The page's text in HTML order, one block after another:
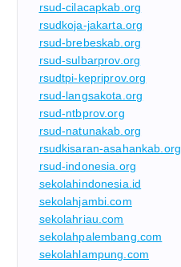
rsud-cilacapkab.org
rsudkoja-jakarta.org
rsud-brebeskab.org
rsud-sulbarprov.org
rsudtpi-kepriprov.org
rsud-langsakota.org
rsud-ntbprov.org
rsud-natunakab.org
rsudkisaran-asahankab.org
rsud-indonesia.org
sekolahindonesia.id
sekolahjambi.com
sekolahriau.com
sekolahpalembang.com
sekolahlampung.com